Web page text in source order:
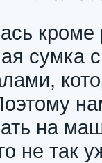
кроме
сумка
на
не так